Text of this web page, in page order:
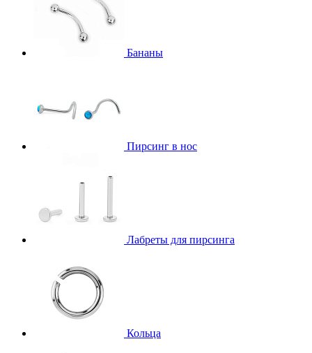
Бананы
Пирсинг в нос
Лабреты для пирсинга
Кольца